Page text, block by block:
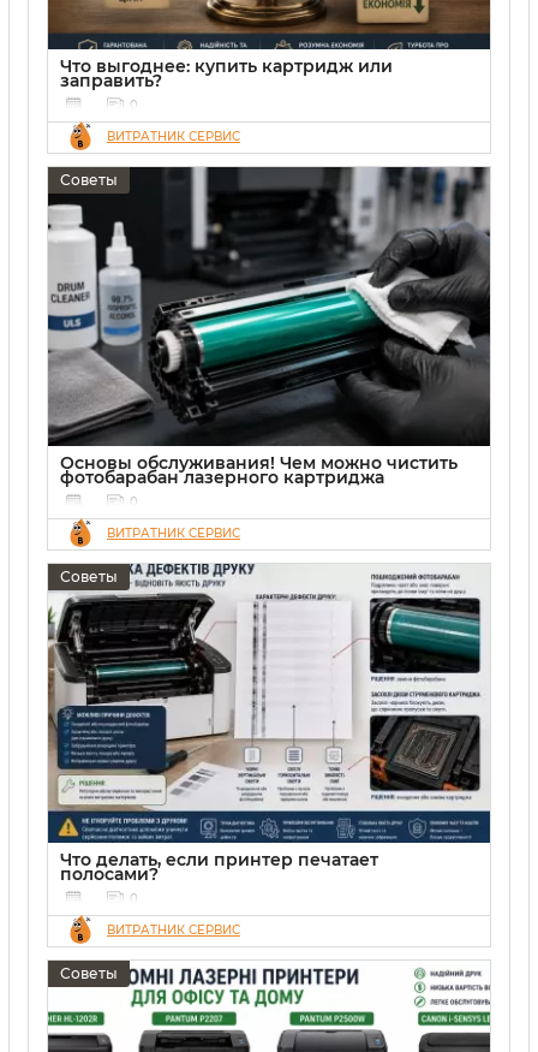
Что выгоднее: купить картридж или
заправить?
0
ВИТРАТНИК СЕРВИС
Советы
Основы обслуживания! Чем можно чистить
фотобарабан лазерного картриджа
0
ВИТРАТНИК СЕРВИС
Советы
Что делать, если принтер печатает
полосами?
0
ВИТРАТНИК СЕРВИС
Советы